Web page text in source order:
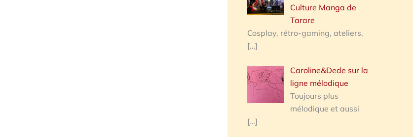
Culture Manga de
Tarare
Cosplay, rétro-gaming, ateliers,
[…]
Caroline&Dede sur la
ligne mélodique
Toujours plus
mélodique et aussi
[…]